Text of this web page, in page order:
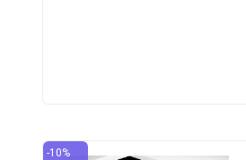
-10%